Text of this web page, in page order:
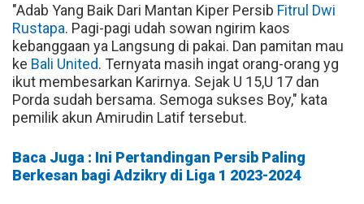
"Adab Yang Baik Dari Mantan Kiper Persib Fitrul Dwi
Rustapa. Pagi-pagi udah sowan ngirim kaos
kebanggaan ya Langsung di pakai. Dan pamitan mau
ke Bali United. Ternyata masih ingat orang-orang yg
ikut membesarkan Karirnya. Sejak U 15,U 17 dan
Porda sudah bersama. Semoga sukses Boy," kata
pemilik akun Amirudin Latif tersebut.
Baca Juga : Ini Pertandingan Persib Paling
Berkesan bagi Adzikry di Liga 1 2023-2024